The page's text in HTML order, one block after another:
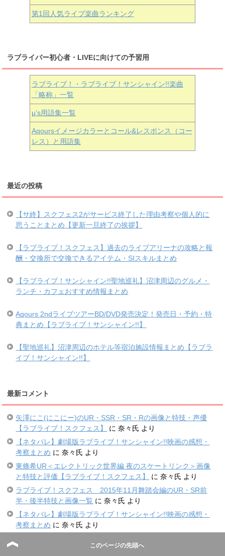
第1回人気ライブ楽曲ランキング
ラブライバー初心者・LIVEに向けての予習用
ラブライブ！・ラブライブ！サンシャイン!!楽曲
「略称」一覧
μ’s用語集一覧
Aqoursイメージカラーとコール&レスポンス（コー
レス）と用語集
最近の投稿
【サ終】スクフェス2がサービス終了した理由考察や個人的に
思うことまとめ【更新一旦終了の挨拶】
【ラブライブ！スクフェス】過去のライブアリーナの攻略と報
酬・交換所で交換できるアイテム・SIスキルまとめ
【ラブライブ！サンシャイン!!聖地巡礼】沼津周辺のグルメ・
ランチ・カフェおすすめ情報まとめ
Aqours 2ndライブツアーBD/DVD発売決定！発売日・予約・特
典まとめ【ラブライブ！サンシャイン!!】
【聖地巡礼】沼津周辺のホテル等宿泊施設情報まとめ【ラブラ
イブ！サンシャイン!!】
最新コメント
矢澤にこ(にこにー)のUR・SSR・SR・Rの画像と特技・声優
【ラブライブ！スクフェス】
に奈々氏 より
【ネタバレ】劇場版ラブライブ！サンシャイン!!映画の感想・
考察まとめ に奈々氏 より
東條希UR＜エレクトリック世界編 夜のスケートリンク＞画像
と特技と評価【ラブライブ！スクフェス】
に奈々氏 より
ラブライブ！スクフェス 2015年11月舞踏会編のUR・SR前
半・後半特技と画像一覧 に奈々氏 より
【ネタバレ】劇場版ラブライブ！サンシャイン!!映画の感想・
考察まとめ に奈々氏 より
このページの先頭へ